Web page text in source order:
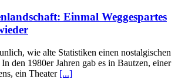
Einmal Weggespartes
wie alte Statistiken einen nostalgischen
den 1980er Jahren gab es in Bautzen, einer
ein Theater [...]